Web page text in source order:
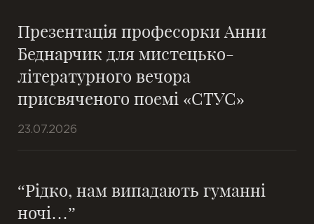
Презентація професорки Анни
Беднарчик для мистецько-
літературного вечора
присвяченого поемі «СТУС»
23.07.2026
“Рідко, нам випадають гуманні
ночі…”